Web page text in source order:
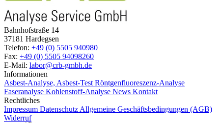
Bahnhofstraße 14
37181 Hardegsen
Telefon: +49 (0) 5505 940980
Fax: +49 (0) 5505 94098260
E-Mail: labor@crb-gmbh.de
Informationen
Asbest-Analyse, Asbest-Test Röntgenfluoreszenz-Analyse
Faseranalyse Kohlenstoff-Analyse News Kontakt
Rechtliches
Impressum Datenschutz Allgemeine Geschäftsbedingungen (AGB)
Widerruf